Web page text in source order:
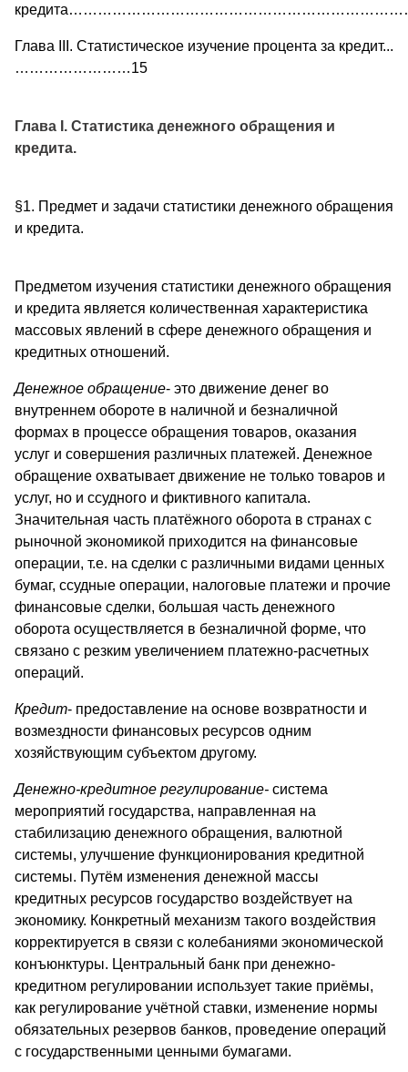
Глава III. Статистическое изучение процента за кредит...
……………………15
Глава I. Статистика денежного обращения и
кредита.
§1. Предмет и задачи статистики денежного обращения
и кредита.
Предметом изучения статистики денежного обращения
и кредита является количественная характеристика
массовых явлений в сфере денежного обращения и
кредитных отношений.
Денежное обращение- это движение денег во
внутреннем обороте в наличной и безналичной
формах в процессе обращения товаров, оказания
услуг и совершения различных платежей. Денежное
обращение охватывает движение не только товаров и
услуг, но и ссудного и фиктивного капитала.
Значительная часть платёжного оборота в странах с
рыночной экономикой приходится на финансовые
операции, т.е. на сделки с различными видами ценных
бумаг, ссудные операции, налоговые платежи и прочие
финансовые сделки, большая часть денежного
оборота осуществляется в безналичной форме, что
связано с резким увеличением платежно-расчетных
операций.
Кредит- предоставление на основе возвратности и
возмездности финансовых ресурсов одним
хозяйствующим субъектом другому.
Денежно-кредитное регулирование- система
мероприятий государства, направленная на
стабилизацию денежного обращения, валютной
системы, улучшение функционирования кредитной
системы. Путём изменения денежной массы
кредитных ресурсов государство воздействует на
экономику. Конкретный механизм такого воздействия
корректируется в связи с колебаниями экономической
конъюнктуры. Центральный банк при денежно-
кредитном регулировании использует такие приёмы,
как регулирование учётной ставки, изменение нормы
обязательных резервов банков, проведение операций
с государственными ценными бумагами.